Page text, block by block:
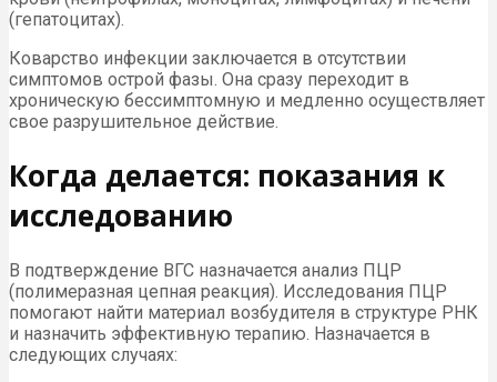
(гепатоцитах).
Коварство инфекции заключается в отсутствии
симптомов острой фазы. Она сразу переходит в
хроническую бессимптомную и медленно осуществляет
свое разрушительное действие.
Когда делается: показания к
исследованию
В подтверждение ВГС назначается анализ ПЦР
(полимеразная цепная реакция). Исследования ПЦР
помогают найти материал возбудителя в структуре РНК
и назначить эффективную терапию. Назначается в
следующих случаях: